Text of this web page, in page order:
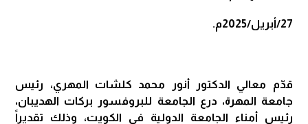
27/أبريل/2025م.
قدّم معالي الدكتور أنور محمد كلشات المهري، رئيس
جامعة المهرة، درع الجامعة للبروفسور بركات الهديبان،
رئيس أمناء الجامعة الدولية في الكويت، وذلك تقديراً